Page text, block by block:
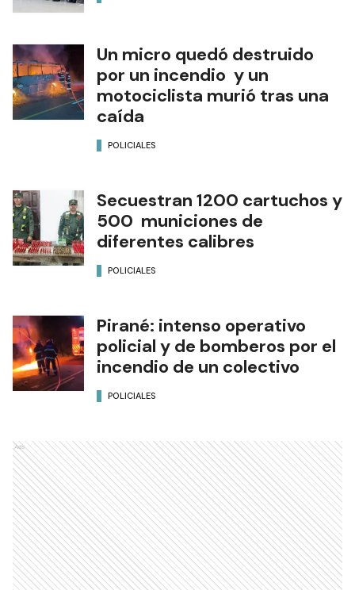
Un micro quedó destruido
por un incendio y un
motociclista murió tras una
caída
POLICIALES
Secuestran 1200 cartuchos y
500 municiones de
diferentes calibres
POLICIALES
Pirané: intenso operativo
policial y de bomberos por el
incendio de un colectivo
POLICIALES
Ads